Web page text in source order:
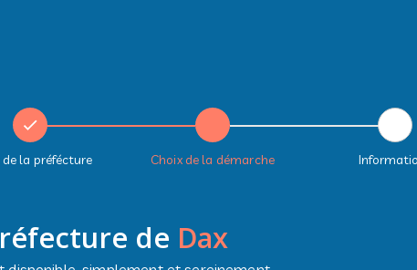
de Dax
de la préfécture Choix de la démarche